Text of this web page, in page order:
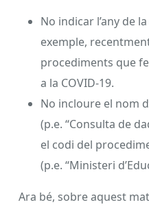
No indicar l’any de
exemple,
procediments que
a la COVID-19.
No incloure el nom
(p.e. “Consulta de
el codi del
(p.e. “Ministeri
Ara bé, sobre aquest